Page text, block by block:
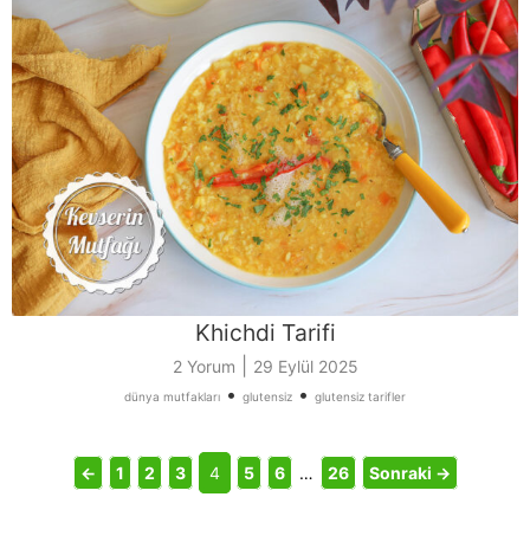
Khichdi Tarifi
2 Yorum 29 Eylül 2025
dünya mutfakları • glutensiz • glutensiz tarifler
← 1 2 3 4 5 6 … 26 Sonraki →